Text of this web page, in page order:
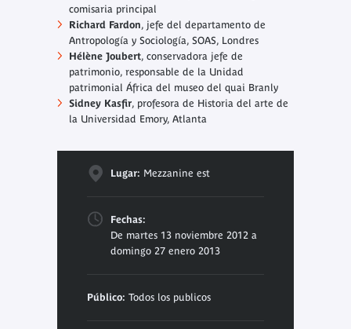
comisaria principal
Richard Fardon, jefe del departamento de
Antropología y Sociología, SOAS, Londres
Hélène Joubert, conservadora jefe de
patrimonio, responsable de la Unidad
patrimonial África del museo del quai Branly
Sidney Kasfir, profesora de Historia del arte de
la Universidad Emory, Atlanta
Lugar: Mezzanine est
Fechas:
De martes 13 noviembre 2012 a
domingo 27 enero 2013
Público: Todos los publicos